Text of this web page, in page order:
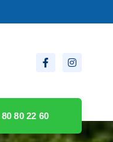
80 22 60